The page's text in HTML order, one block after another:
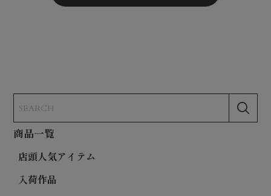
商品一覧
店頭人気アイテム
入荷作品